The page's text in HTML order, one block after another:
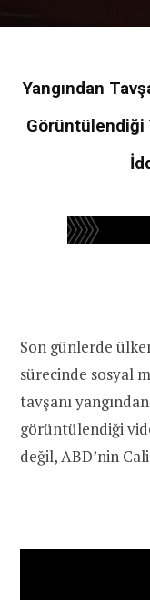
Yangından
Görüntülendiği
Son günlerde
sürecinde sosyal
tavşanı
görüntülendiği
değil, ABD’nin